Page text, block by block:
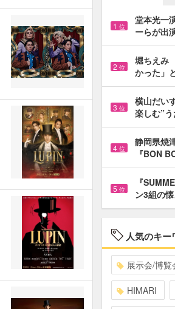
1 位
堂本光一
ーらが出
2 位
堀ちえみ
かった」
3 位
横山だい
楽しむ”
4 位
静岡県焼
『BON
5 位
『
ン3組の
人気のキー
展示会/博覧
HIMARI